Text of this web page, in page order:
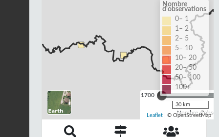
1700
Nombre
Nombre
d'observations
0– 1
1– 2
2– 5
5– 10
10– 20
20– 50
50– 100
100+
30 km
Leaflet | © OpenStreetMap